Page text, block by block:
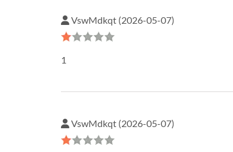
VswMdkqt (2026-05-07)
1
VswMdkqt (2026-05-07)